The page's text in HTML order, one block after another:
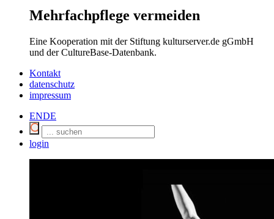
Mehrfachpflege vermeiden
Eine Kooperation mit der Stiftung kulturserver.de gGmbH
und der CultureBase-Datenbank.
Kontakt
datenschutz
impressum
ENDE
login